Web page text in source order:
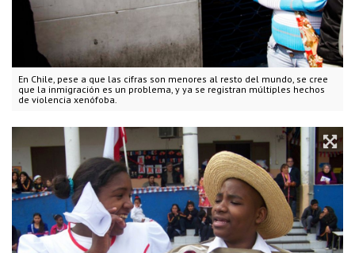
En Chile, pese a que las cifras son menores al resto del mundo, se cree
que la inmigración es un problema, y ya se registran múltiples hechos
de violencia xenófoba.